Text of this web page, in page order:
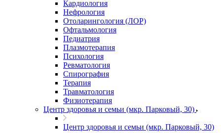
Кардиология
Нефрология
Отоларингология (ЛОР)
Офтальмология
Педиатрия
Плазмотерапия
Психология
Ревматология
Спирография
Терапия
Травматология
Физиотерапия
Центр здоровья и семьи (мкр. Парковый, 30)
Центр здоровья и семьи (мкр. Парковый, 30)